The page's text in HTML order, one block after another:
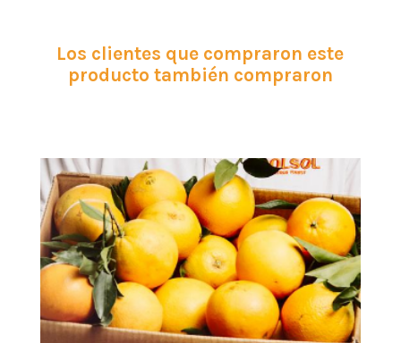
Los clientes que compraron este
producto también compraron